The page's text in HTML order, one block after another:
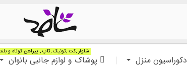
دکوراسیون منزل پوشاک و لوازم جانبی بانوان
شلوار ,کت ,تونیک ,تاپ , پیراهن کوتاه و بلند